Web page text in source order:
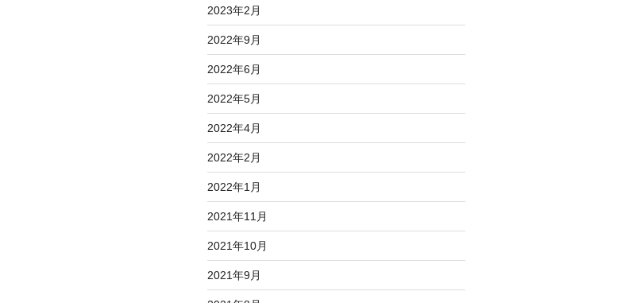
2023年2月
2022年9月
2022年6月
2022年5月
2022年4月
2022年2月
2022年1月
2021年11月
2021年10月
2021年9月